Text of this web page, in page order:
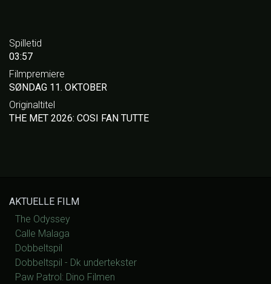
Spilletid
03:57
Filmpremiere
SØNDAG 11. OKTOBER
Originaltitel
THE MET 2026: COSI FAN TUTTE
AKTUELLE FILM
The Odyssey
Calle Malaga
Dobbeltspil
Dobbeltspil - Dk undertekster
Paw Patrol: Dino Filmen